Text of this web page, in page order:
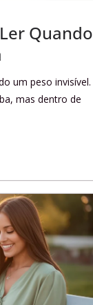
Quando
um peso invisível.
mas dentro de